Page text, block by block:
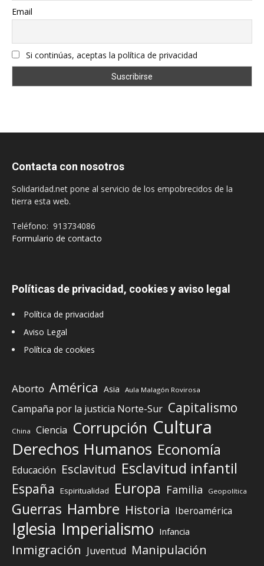
Email
Si continúas, aceptas la política de privacidad
Contacta con nosotros
Solidaridad.net pone al servicio de los empobrecidos de la
tierra esta web.
Teléfono: 913734086
Formulario de contacto
Políticas de privacidad, cookies y aviso legal
Política de privacidad
Aviso Legal
Política de cookies
Aborto América Asia Aula Malagón Rovirosa
Campaña por la justicia Norte-Sur Capitalismo
China Ciencia Corrupción Cultura
Derechos Humanos Economía
Educación Esclavitud Esclavitud infantil
España Espiritualidad Europa Familia Geopolítica
Guerras Hambre Historia Iberoamérica
Iglesia Imperialismo Infancia
Inmigración Juventud Manipulación